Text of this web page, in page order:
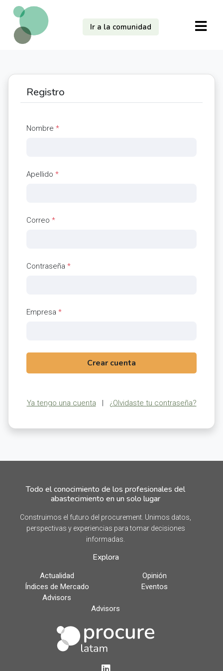
Ir a la comunidad
Registro
Nombre *
Apellido *
Correo *
Contraseña *
Empresa *
Crear cuenta
Ya tengo una cuenta | ¿Olvidaste tu contraseña?
Todo el conocimiento de los profesionales del
abastecimiento en un solo lugar
Construimos el futuro del procurement. Unimos datos,
perspectivas y experiencias para tomar decisiones
informadas.
Explora
Actualidad
Opinión
Índices de Mercado
Eventos
Advisors
Advisors
LinkedIn